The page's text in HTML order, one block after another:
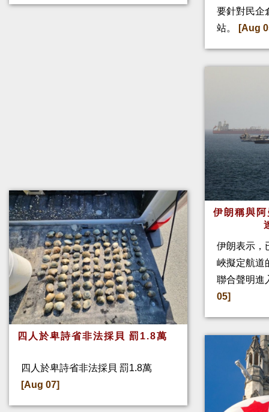
四人於卑詩省非法採貝 罰1.8萬
四人於卑詩省非法採貝 罰1.8萬
[Aug 07]
要針對民企
站。
[Aug
伊朗稱與
伊朗表示，
峽擬定航道
聯合聲明進
05]